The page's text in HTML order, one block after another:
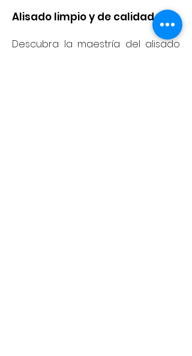
Alisado limpio y de calidad
Descubra la maestría del alisado